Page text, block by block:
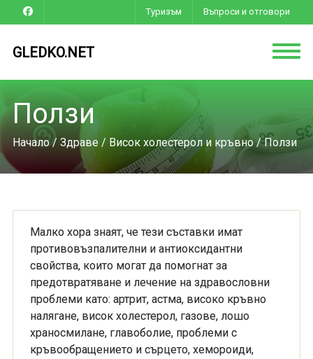
Туризъм Въпроси и отговори
GLEDKO.NET
Ползи
Начало/ Здраве/ Висок холестерол и кръвно/ Ползи
Малко хора знаят, че тези съставки имат
противовъзпалителни и антиоксидантни
свойства, които могат да помогнат за
предотвратяване и лечение на здравословни
проблеми като: артрит, астма, високо кръвно
налягане, висок холестерол, газове, лошо
храносмилане, главоболие, проблеми с
кръвообращението и сърцето, хемороиди,